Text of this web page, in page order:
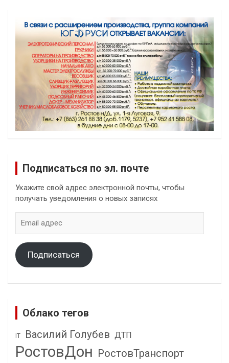
Подписаться по эл. почте
Укажите свой адрес электронной почты, чтобы
получать уведомления о новых записях
адрес
Подписаться
Облако тегов
IT Василий Голубев ДТП
РостовДон РостовТранспорт